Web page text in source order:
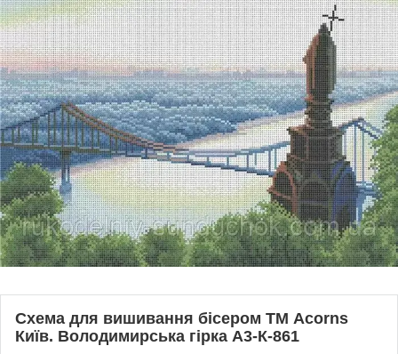
Схема для вишивання бісером ТМ Acorns
Київ. Володимирська гірка А3-К-861